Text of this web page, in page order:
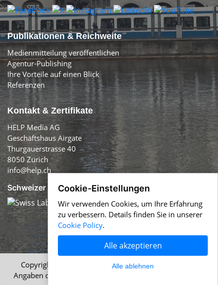
Publikationen & Reichweite
Medienmitteilung veröffentlichen
Agentur-Publishing
Ihre Vorteile auf einen Blick
Referenzen
Kontakt & Zertifikate
HELP Media AG
Geschäftshaus Airgate
Thurgauerstrasse 40
8050 Zürich
info@help.ch
Schweizer Qualität:
Copyright © 1996-2026 HELP Media AG, Zürich. Alle
Angaben ohne Gewähr.
Cookie-Einstellungen
Wir verwenden Cookies, um Ihre Erfahrung
zu verbessern. Details finden Sie in unserer
Cookie Policy.
Alle akzeptieren
Alle ablehnen